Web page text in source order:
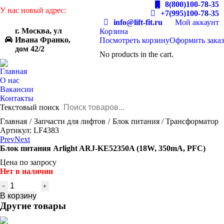
У нас новый адрес:
г. Москва, ул
Ивана Франко,
дом 42/2
8(800)100-78-35
+7(995)100-78-35
info@lift-fit.ru
Мой аккаунт
Корзина
Посмотреть корзинуОформить заказ
No products in the cart.
Главная
О нас
Вакансии
Контакты
Текстовый поиск
You are here:
Главная Запчасти для лифтов
Блок питания / Трансформатор
Артикул: LF4383
PrevNext
Блок питания Arlight ARJ-KE52350A (18W, 350mA, PFC)
Цена по запросу
Нет в наличии
Количество
товара
Блок
питания
Arlight
В корзину
Другие товары